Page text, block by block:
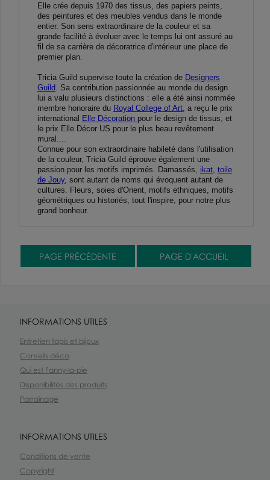
Elle crée depuis 1970 des tissus, des papiers peints,
des peintures et des meubles vendus dans le monde
entier. Son sens extraordinaire de la couleur et sa
grande facilité à évoluer avec le temps lui ont assuré au
fil de sa carrière de décoratrice d'intérieur une place de
premier plan.
Tricia Guild supervise toute la création de Designers
Guild. Sa contribution passionnée au monde du design
lui a valu plusieurs distinctions : elle a été ainsi nommée
membre honoraire du Royal College of Art, a reçu le prix
international Elle Décoration pour le design de tissus, et
le prix Elle Décor US pour le plus beau revêtement
mural....
Connue pour son extraordinaire habileté dans l'utilisation
de la couleur, Tricia Guild éprouve également une
passion pour les motifs imprimés. Damassés, ikat, toile
de Jouy, sont autant de noms qui évoquent autant de
cultures. Fleurs, soies d'Orient, motifs ethniques, motifs
géométriques ou historiés, tout l'inspire, pour notre plus
grand bonheur.
INFORMATIONS UTILES
Entretien tapis et bijoux
Conseils déco
Qui est Fanny-la-pie
Disponibilités des produits
Parrainage
INFORMATIONS UTILES
Conditions de vente
Copyright